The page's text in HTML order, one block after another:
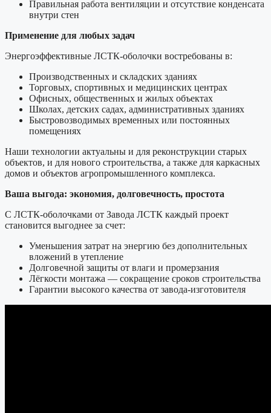
Правильная работа вентиляции и отсутствие конденсата
внутри стен
Применение для любых задач
Энергоэффективные ЛСТК-оболочки востребованы в:
Производственных и складских зданиях
Торговых, спортивных и медицинских центрах
Офисных, общественных и жилых объектах
Школах, детских садах, административных зданиях
Быстровозводимых временных или постоянных
помещениях
Наши технологии актуальны и для реконструкции старых
объектов, и для нового строительства, а также для каркасных
домов и объектов агропромышленного комплекса.
Ваша выгода: экономия, долговечность, простота
С ЛСТК-оболочками от Завода ЛСТК каждый проект
становится выгоднее за счет:
Уменьшения затрат на энергию без дополнительных
вложений в утепление
Долговечной защиты от влаги и промерзания
Лёгкости монтажа — сокращение сроков строительства
Гарантии высокого качества от завода-изготовителя